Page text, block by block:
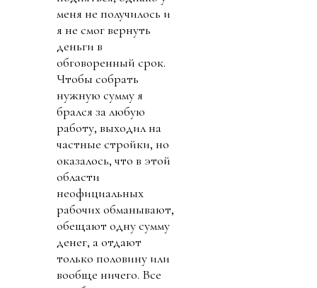
меня не получилось и
я не смог вернуть
деньги в
обговоренный срок.
Чтобы собрать
нужную сумму я
брался за любую
работу, выходил на
частные стройки, но
оказалось, что в этой
области
неофициальных
рабочих обманывают,
обещают одну сумму
денег, а отдают
только половину или
вообще ничего. Все